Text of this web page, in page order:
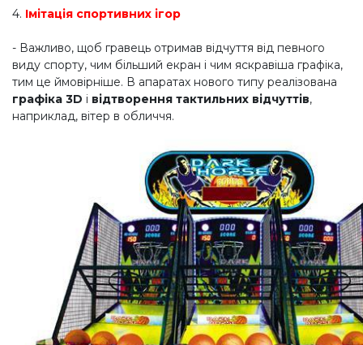
4. Імітація спортивних ігор
- Важливо, щоб гравець отримав відчуття від певного
виду спорту, чим більший екран і чим яскравіша графіка,
тим це ймовірніше. В апаратах нового типу реалізована
графіка 3D і відтворення тактильних відчуттів,
наприклад, вітер в обличчя.